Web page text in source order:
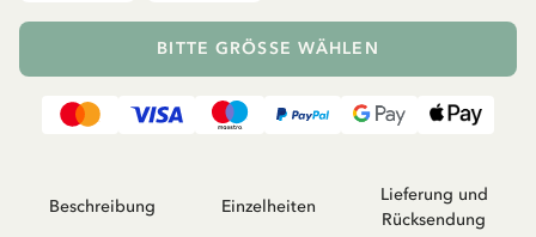
BITTE GRÖSSE WÄHLEN
Beschreibung Einzelheiten
Lieferung und
Rücksendung